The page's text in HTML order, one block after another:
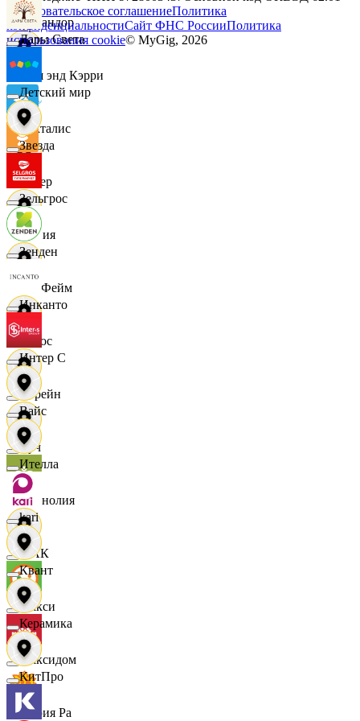
Командор
Кэш энд Кэрри
Лакталис
Левер
Линия
ЛисФейм
Логос
Лорейн
Луч
Магнолия
МАК
Макси
Максидом
Мария Ра
Дары Света
Детский мир
Звезда
Зельгрос
Зенден
Инканто
Интер С
Вайс
Ителла
kari
Квант
Керамика
КитПро
Пользовательское соглашениеПолитика
конфиденциальностиСайт ФНС РоссииПолитика
использования cookie© MyGig, 2026